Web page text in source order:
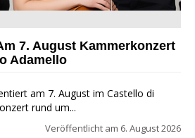
7. August Kammerkonzert
Adamello
am 7. August im Castello di
rund um...
Veröffentlicht am 6. August 2026